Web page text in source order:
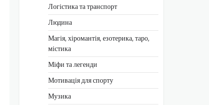
Логістика та транспорт
Людина
Магія, хіромантія, езотерика, таро,
містика
Міфи та легенди
Мотивація для спорту
Музика